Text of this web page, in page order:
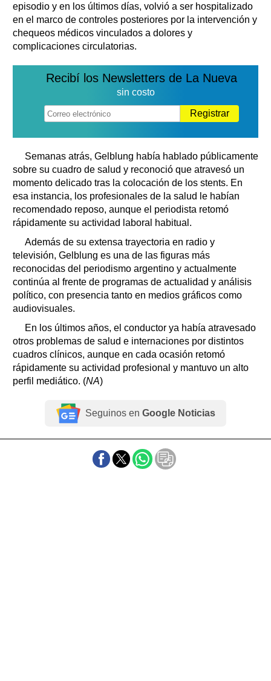
episodio y en los últimos días, volvió a ser hospitalizado
en el marco de controles posteriores por la intervención y
chequeos médicos vinculados a dolores y
complicaciones circulatorias.
Recibí los Newsletters de La Nueva
sin costo
Registrar
Semanas atrás, Gelblung había hablado públicamente
sobre su cuadro de salud y reconoció que atravesó un
momento delicado tras la colocación de los stents. En
esa instancia, los profesionales de la salud le habían
recomendado reposo, aunque el periodista retomó
rápidamente su actividad laboral habitual.
Además de su extensa trayectoria en radio y
televisión, Gelblung es una de las figuras más
reconocidas del periodismo argentino y actualmente
continúa al frente de programas de actualidad y análisis
político, con presencia tanto en medios gráficos como
audiovisuales.
En los últimos años, el conductor ya había atravesado
otros problemas de salud e internaciones por distintos
cuadros clínicos, aunque en cada ocasión retomó
rápidamente su actividad profesional y mantuvo un alto
perfil mediático. (NA)
Seguinos en Google Noticias